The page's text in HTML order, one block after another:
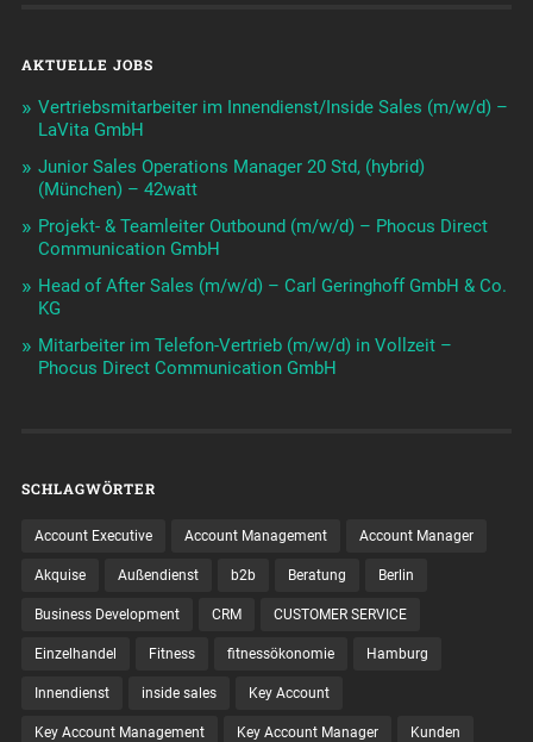
AKTUELLE JOBS
Vertriebsmitarbeiter im Innendienst/Inside Sales (m/w/d) –
LaVita GmbH
Junior Sales Operations Manager 20 Std, (hybrid)
(München) – 42watt
Projekt- & Teamleiter Outbound (m/w/d) – Phocus Direct
Communication GmbH
Head of After Sales (m/w/d) – Carl Geringhoff GmbH & Co.
KG
Mitarbeiter im Telefon-Vertrieb (m/w/d) in Vollzeit –
Phocus Direct Communication GmbH
SCHLAGWÖRTER
Account Executive Account Management Account Manager
Akquise Außendienst b2b Beratung Berlin
Business Development CRM CUSTOMER SERVICE
Einzelhandel Fitness fitnessökonomie Hamburg
Innendienst inside sales Key Account
Key Account Management Key Account Manager Kunden